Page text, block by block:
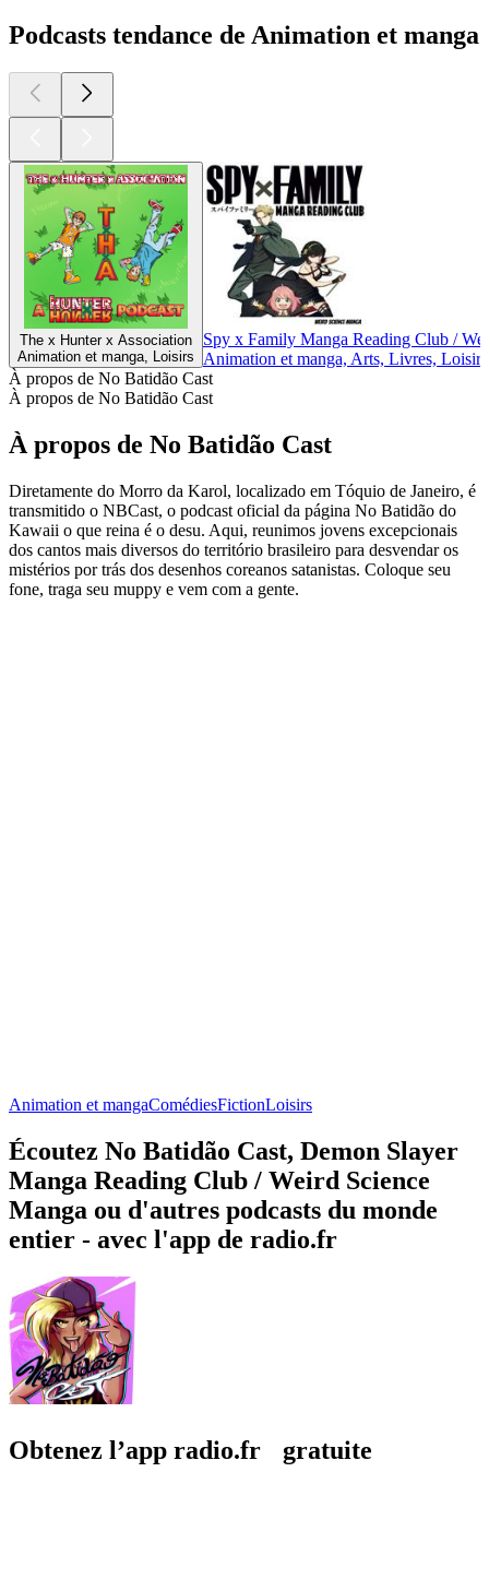
Podcasts tendance de Animation et manga
The x Hunter x Association
Animation et manga, Loisirs
Spy x Family Manga Reading Club /
Animation et manga, Arts, Livres, Loisirs
À propos de No Batidão Cast
À propos de No Batidão Cast
À propos de No Batidão Cast
Diretamente do Morro da Karol, localizado em Tóquio de Janeiro, é
transmitido o NBCast, o podcast oficial da página No Batidão do
Kawaii o que reina é o desu. Aqui, reunimos jovens excepcionais
dos cantos mais diversos do território brasileiro para desvendar os
mistérios por trás dos desenhos coreanos satanistas. Coloque seu
fone, traga seu muppy e vem com a gente.
Animation et mangaComédiesFictionLoisirs
Écoutez No Batidão Cast, Demon Slayer
Manga Reading Club / Weird Science
Manga ou d'autres podcasts du monde
entier - avec l'app de radio.fr
Obtenez l’app radio.fr gratuite